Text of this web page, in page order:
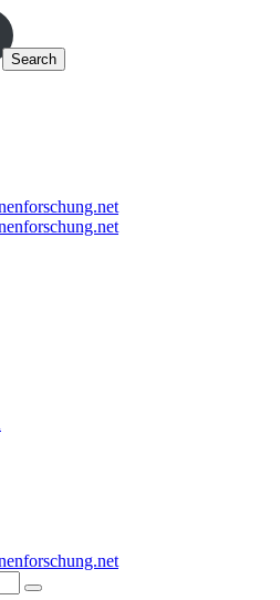
Search